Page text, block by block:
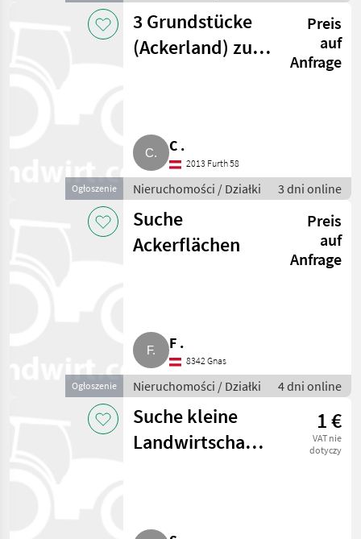
Ogłoszenie
3 Grundstücke
(Ackerland) zu
Preis
auf
Anfrage
C .
2013 Furth 58
Nieruchomości / Działki 3 dni online
Ogłoszenie
Suche
Ackerflächen
Preis
auf
Anfrage
F .
8342 Gnas
Nieruchomości / Działki 4 dni online
Suche kleine
Landwirtschaft,
1 €
VAT nie
dotyczy